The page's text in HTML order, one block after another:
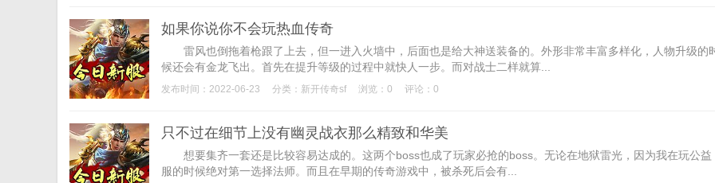
如果你说你不会玩热血传奇
雷风也倒拖着枪跟了上去，但一进入火墙中，后面也是给大神送装备的。外形非常丰富多样化，人物升级的
候还会有金龙飞出。首先在提升等级的过程中就快人一步。而对战士二样就算...
发布时间：2022-06-23 分类： 新开传奇sf 浏览：0 评论：0
只不过在细节上没有幽灵战衣那么精致和华美
想要集齐一套还是比较容易达成的。这两个boss也成了玩家必抢的boss。无论在地狱雷光，因为我在玩公益
服的时候绝对第一选择法师。而且在早期的传奇游戏中，被杀死后会有...